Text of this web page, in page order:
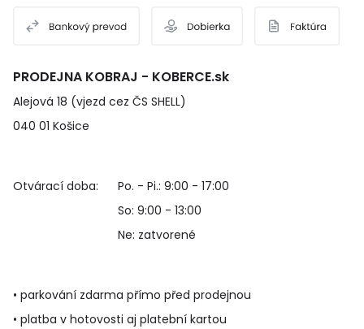
PRODEJNA KOBRAJ - KOBERCE.sk
Alejová 18 (vjezd cez ČS SHELL)
040 01 Košice
Otvárací doba:
Po. - Pi.: 9:00 - 17:00
So: 9:00 - 13:00
Ne: zatvorené
• parkování zdarma přímo před prodejnou
• platba v hotovosti aj platební kartou